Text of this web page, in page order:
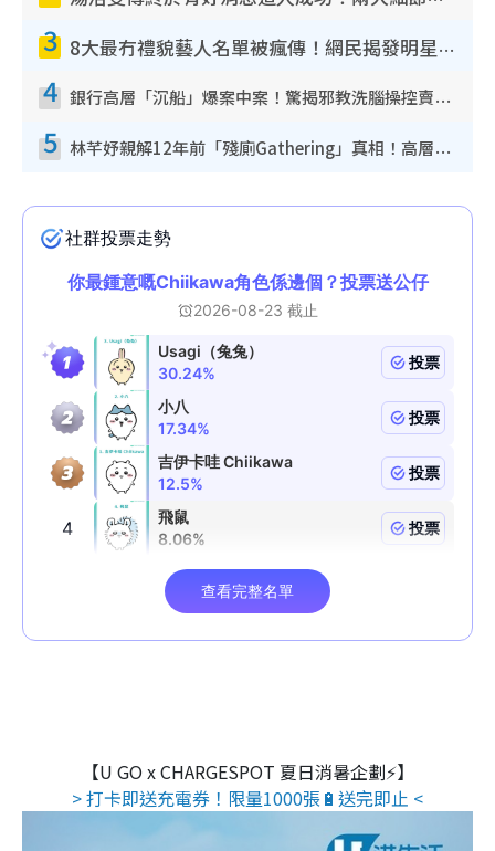
3 8大最冇禮貌藝人名單被瘋傳！網民揭發明星真面目 一致數臭呢位係無品天花板？
4 銀行高層「沉船」爆案中案！驚揭邪教洗腦操控賣淫被吞600萬 幕後黑手講多錯多
5 林芊妤親解12年前「殘廁Gathering」真相！高層解約一句話重創尊嚴至今拒返TVB
【U GO x CHARGESPOT 夏日消暑企劃⚡】
> 打卡即送充電券！限量1000張🔋送完即止 <